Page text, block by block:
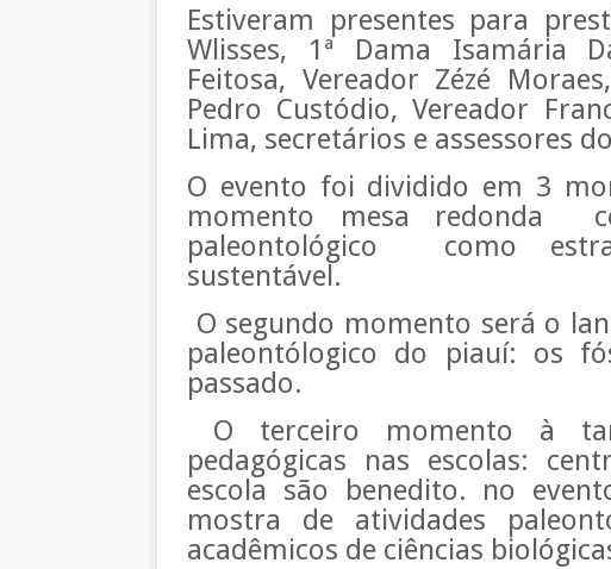
Estiveram presentes para
Wlisses, 1ª Dama Isamária
Feitosa, Vereador Zézé
Pedro Custódio, Vereador
Lima, secretários e assessores
O evento foi dividido em 3
momento mesa redonda
paleontológico como
sustentável.
O segundo momento será o
paleontólogico do piauí: os
passado.
O terceiro momento à
pedagógicas nas escolas:
escola são benedito. no
mostra de atividades
acadêmicos de ciências